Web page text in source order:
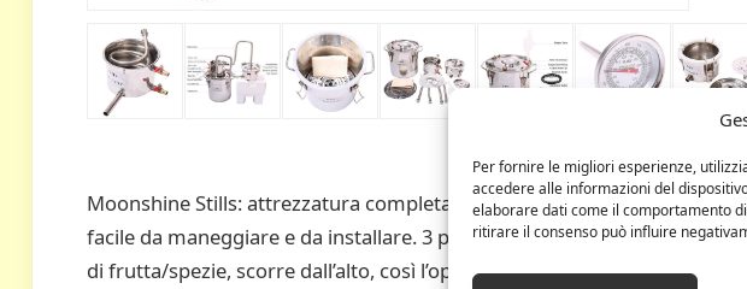
Per fornire le migliori esperienze,
accedere alle informazioni del
elaborare dati come il comportamento
ritirare il consenso può influire
Moonshine Stills: attrezzatura completa di distillazione, adatta per
facile da maneggiare e da installare. 3 pentole distillatore, innovativo il
di frutta/spezie, scorre dall’alto, così l’operatore può preparare il